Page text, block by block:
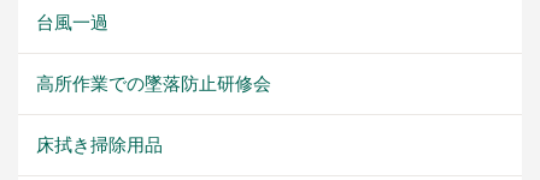
台風一過
高所作業での墜落防止研修会
床拭き掃除用品